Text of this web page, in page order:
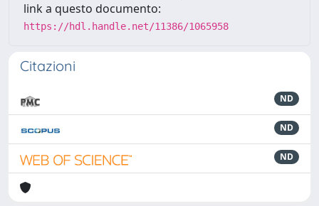
link a questo documento:
https://hdl.handle.net/11386/1065958
Citazioni
ND
ND
ND